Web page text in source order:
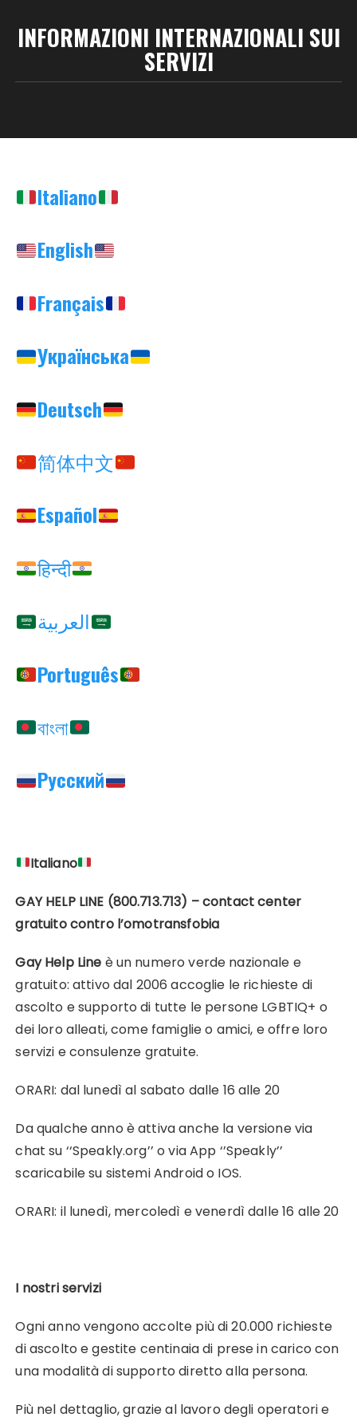
INFORMAZIONI INTERNAZIONALI SUI
SERVIZI
Italiano
English
Français
Українська
Deutsch
简体中文
Español
हिन्दी
العربية
Português
বাংলা
Русский
Italiano
GAY HELP LINE (800.713.713) – contact center
gratuito contro l’omotransfobia
Gay Help Line è un numero verde nazionale e
gratuito: attivo dal 2006 accoglie le richieste di
ascolto e supporto di tutte le persone LGBTIQ+ o
dei loro alleati, come famiglie o amici, e offre loro
servizi e consulenze gratuite.
ORARI: dal lunedì al sabato dalle 16 alle 20
Da qualche anno è attiva anche la versione via
chat su ‘‘Speakly.org’’ o via App ‘’Speakly’’
scaricabile su sistemi Android o IOS.
ORARI: il lunedì, mercoledì e venerdì dalle 16 alle 20
I nostri servizi
Ogni anno vengono accolte più di 20.000 richieste
di ascolto e gestite centinaia di prese in carico con
una modalità di supporto diretto alla persona.
Più nel dettaglio, grazie al lavoro degli operatori e